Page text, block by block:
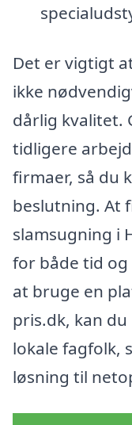
Det er vigtigt
ikke
dårlig kvalitet.
tidligere
firmaer, så du
beslutning. At
slamsugning i
for både tid og
at bruge en
pris.dk, kan
lokale fagfolk,
løsning til